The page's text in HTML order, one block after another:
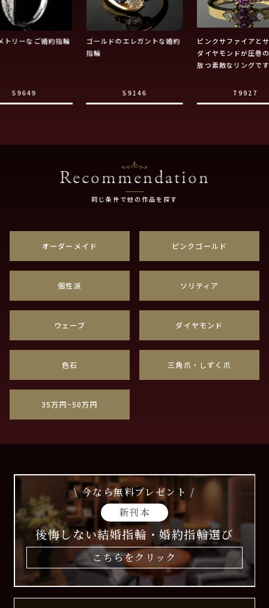
トリーなご婚約指輪
S9649
ゴールドのエレガントな婚約
指輪
S9146
ピンクサファイアと
ダイヤモンドが圧巻
放つ素敵なリングです
T9927
Recommendation
同じ条件で他の作品を探す
オーダーメイド ピンクゴールド
個性派 ソリティア
ウェーブ ダイヤモンド
色石 三角爪・しずく爪
35万円~50万円
\ 今なら無料プレゼント /
新刊本
後悔しない結婚指輪・婚約指輪選び
こちらをクリック